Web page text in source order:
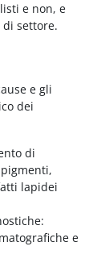
e non, e
settore.
e gli
dei
di
lapidei
e